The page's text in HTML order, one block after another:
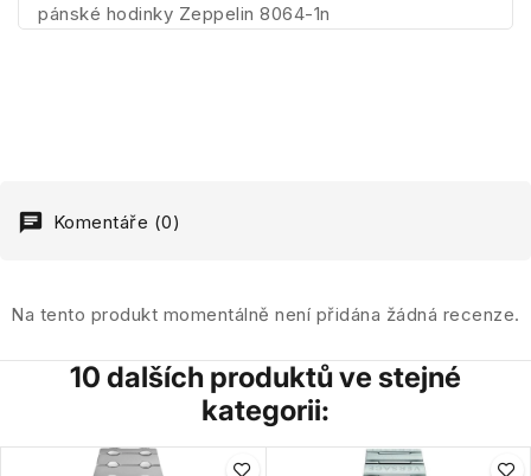
pánské hodinky Zeppelin 8064-1n
Komentáře (0)
Na tento produkt momentálně není přidána žádná recenze.
10 dalších produktů ve stejné
kategorii: